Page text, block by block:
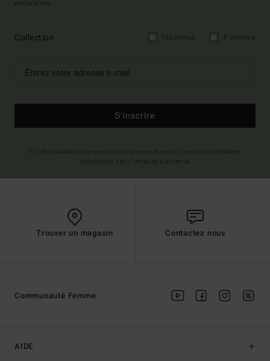
exclusives.
Collection
S'inscrire
Trouver un magasin Contactez nous
AIDE
Communauté Femme